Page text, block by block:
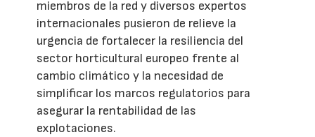
miembros de la red y diversos expertos
internacionales pusieron de relieve la
urgencia de fortalecer la resiliencia del
sector horticultural europeo frente al
cambio climático y la necesidad de
simplificar los marcos regulatorios para
asegurar la rentabilidad de las
explotaciones.